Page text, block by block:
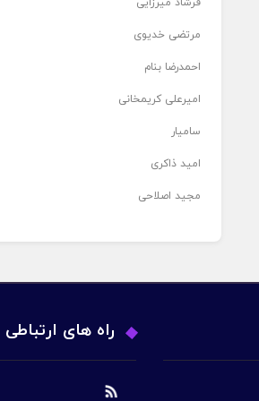
مرتضی خدیوی
احمدرضا بنام
امیرعلی کریمخانی
سامیار
امید ذاکری
مجید اصلاحی
راه های ارتباطی